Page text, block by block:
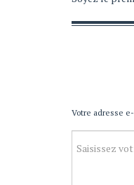
Votre adresse